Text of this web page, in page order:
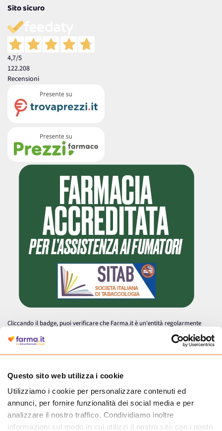
Questo sito web utilizza i cookie
Utilizziamo i cookie per personalizzare contenuti ed
annunci, per fornire funzionalità dei social media e per
analizzare il nostro traffico. Condividiamo inoltre
informazioni sul modo in cui utilizzi il nostro sito con i nostri
Sito sicuro
4,7/5
122.208
Recensioni
Cliccando il badge, puoi verificare che Farma.it è un'entità regolarmente
autorizzata dal Ministero della Salute a effettuare la vendita online di
medicinali.